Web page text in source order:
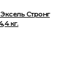
Стронг
кг.